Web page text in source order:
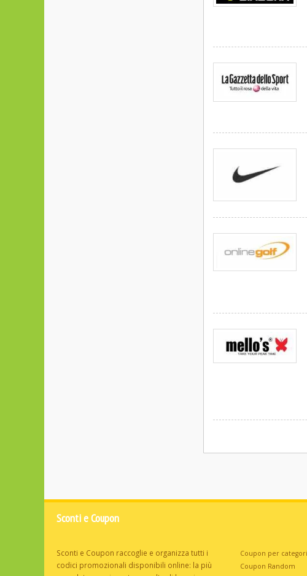
Sconti e Coupon
Sconti e Coupon raccoglie e organizza tutti i
codici promozionali disponibili online: la più
Coupon per
Coupon Random